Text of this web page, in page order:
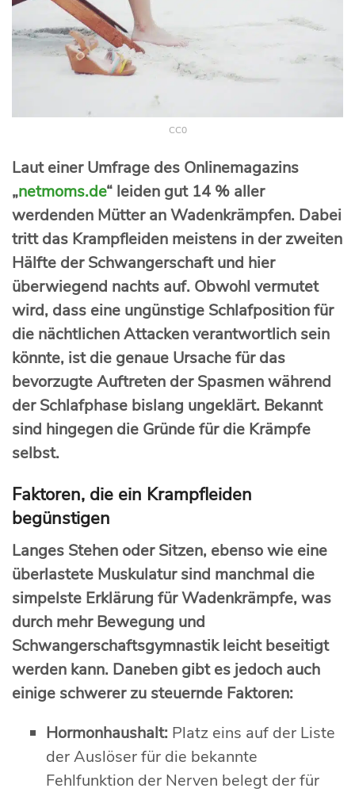
CC0
Laut einer Umfrage des Onlinemagazins
„netmoms.de“ leiden gut 14 % aller
werdenden Mütter an Wadenkrämpfen. Dabei
tritt das Krampfleiden meistens in der zweiten
Hälfte der Schwangerschaft und hier
überwiegend nachts auf. Obwohl vermutet
wird, dass eine ungünstige Schlafposition für
die nächtlichen Attacken verantwortlich sein
könnte, ist die genaue Ursache für das
bevorzugte Auftreten der Spasmen während
der Schlafphase bislang ungeklärt. Bekannt
sind hingegen die Gründe für die Krämpfe
selbst.
Faktoren, die ein Krampfleiden
begünstigen
Langes Stehen oder Sitzen, ebenso wie eine
überlastete Muskulatur sind manchmal die
simpelste Erklärung für Wadenkrämpfe, was
durch mehr Bewegung und
Schwangerschaftsgymnastik leicht beseitigt
werden kann. Daneben gibt es jedoch auch
einige schwerer zu steuernde Faktoren:
Hormonhaushalt: Platz eins auf der Liste
der Auslöser für die bekannte
Fehlfunktion der Nerven belegt der für